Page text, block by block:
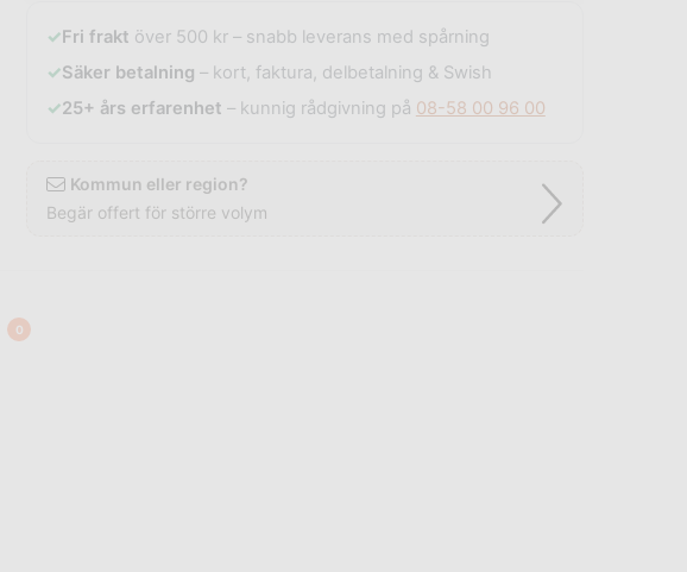
✓Fri frakt över 500 kr – snabb leverans med spårning
✓Säker betalning – kort, faktura, delbetalning & Swish
✓25+ års erfarenhet – kunnig rådgivning på 08-58 00 96 00
Kommun eller region?
Begär offert för större volym
0